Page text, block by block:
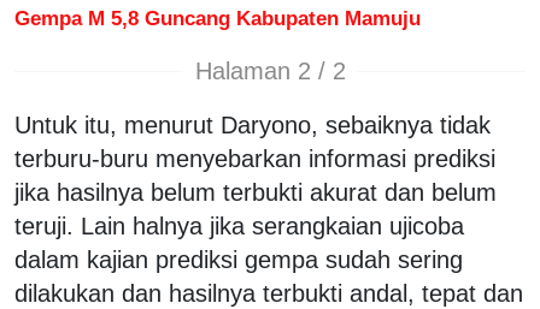
Gempa M 5,8 Guncang Kabupaten Mamuju
Halaman 2 / 2
Untuk itu, menurut Daryono, sebaiknya tidak
terburu-buru menyebarkan informasi prediksi
jika hasilnya belum terbukti akurat dan belum
teruji. Lain halnya jika serangkaian ujicoba
dalam kajian prediksi gempa sudah sering
dilakukan dan hasilnya terbukti andal, tepat dan